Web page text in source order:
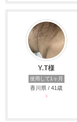
Y.T様
使用して1ヶ月
香川県 / 41歳
♀